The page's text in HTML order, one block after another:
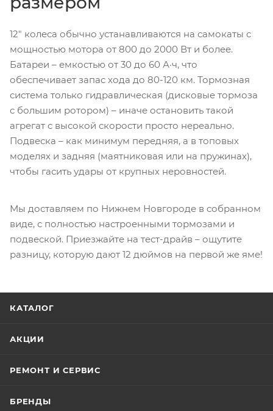
12″ колеса обычно устанавливаются на самокаты с
мощностью мотора от 800 до 2000 Вт и более.
Батареи – емкостью от 30 до 60 А·ч, что
обеспечивает запас хода до 80-120 км. Тормозная
система только гидравлическая (дисковые тормоза
с большим ротором) – иначе остановить такой
агрегат с высокой скорости просто нереально.
Подвеска – как минимум передняя, а в топовых
моделях и задняя (маятниковая или на пружинах),
чтобы гасить удары от крупных неровностей.
Мы доставляем по Нижнем Новгороде в собранном
виде, с полностью настроенными тормозами и
подвеской. Приезжайте на тест-драйв – ощутите
разницу, которую дают 12 дюймов на первой же яме!
КАТАЛОГ
АКЦИИ
РЕМОНТ И СЕРВИС
БРЕНДЫ